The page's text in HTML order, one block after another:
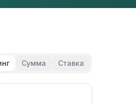
Сумма Ставка